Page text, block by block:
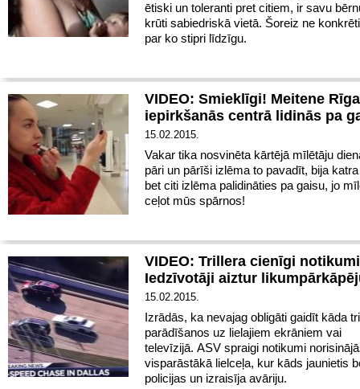
ētiski un toleranti pret citiem, ir savu
krūti sabiedriskā vietā. Šoreiz ne
par ko stipri līdzīgu.
VIDEO: Smieklīgi! Meitene
iepirkšanās centrā lidinās pa
15.02.2015.
Vakar tika nosvinēta kārtējā mīlētāju
pāri un pārīši izlēma to pavadīt, bija
bet citi izlēma palidināties pa gaisu, jo
ceļot mūs spārnos!
VIDEO: Trillera cienīgi notikumi
Iedzīvotāji aiztur
15.02.2015.
Izrādās, ka nevajag obligāti gaidīt kāda
parādīšanos uz lielajiem ekrāniem vai
televīzijā. ASV spraigi notikumi
visparāstākā lielceļa, kur kāds jaunietis
policijas un izraisīja avāriju.